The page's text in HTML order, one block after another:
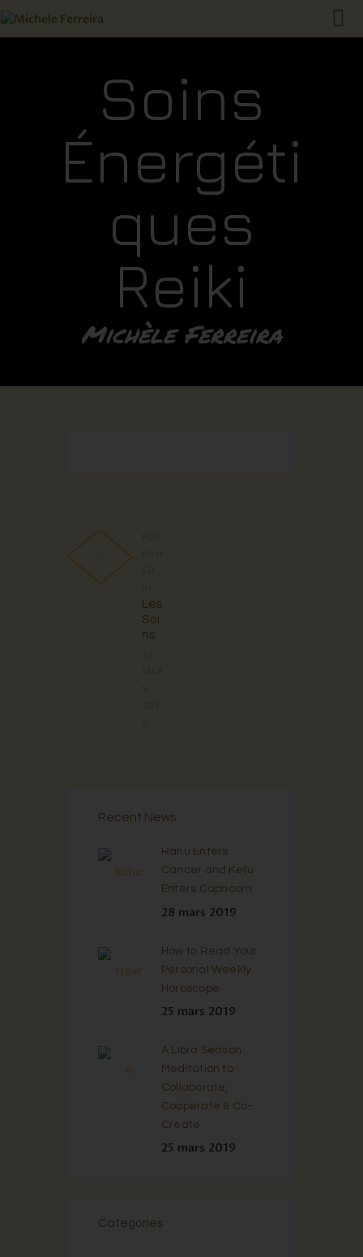
Soins
Énergéti
ques
Reiki
Michèle Ferreira
ACCUEIL
QUI SUIS JE ?
QU’EST-CE QUE LE REIKI
?
RENDEZ-VOUS
TARIFS
CONTACT
Les
Soi
ns
Recent News
Rahu Enters
Cancer and Ketu
Enters Capricorn
28 mars 2019
How to Read Your
Personal Weekly
Horoscope
25 mars 2019
A Libra Season
Meditation to
Collaborate,
Cooperate & Co-
Create
25 mars 2019
Categories